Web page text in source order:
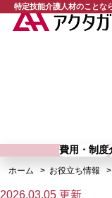
特定技能介護人材のことな
費用・制度
ホーム お役立ち情報
2026.03.05 更新